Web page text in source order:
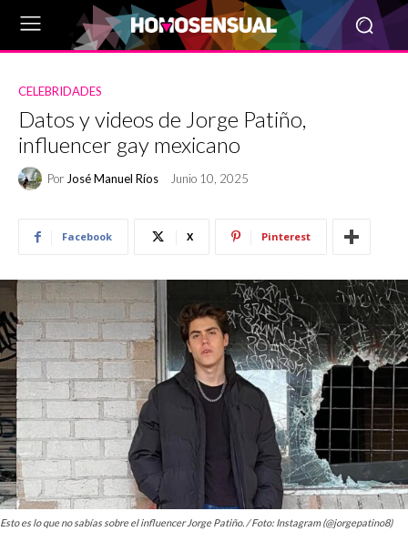
CELEBRIDADES
Datos y videos de Jorge Patiño,
influencer gay mexicano
Por José Manuel Ríos Junio 10, 2025
Facebook X Pinterest
Esto es lo que no sabías sobre el influencer Jorge Patiño. / Foto: Instagram (@jorgepatino8)